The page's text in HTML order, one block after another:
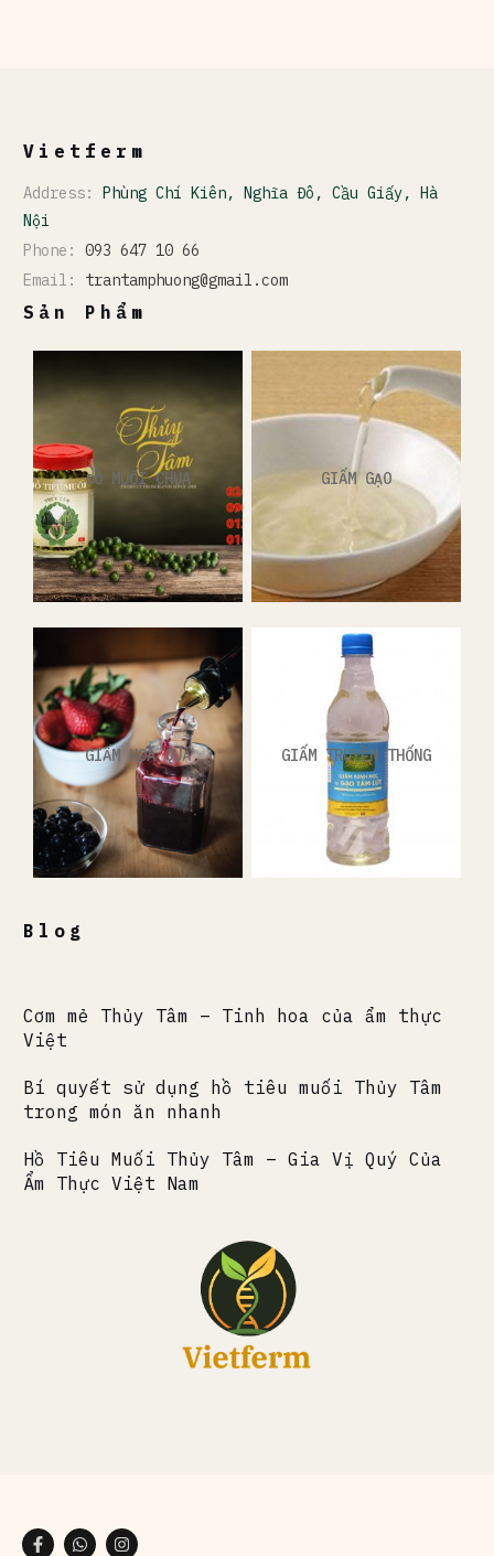
Vietferm
Address: Phùng Chí Kiên, Nghĩa Đô, Cầu Giấy, Hà
Nội
Phone: 093 647 10 66
Email: trantamphuong@gmail.com
Sản Phẩm
ĐỒ MUỐI CHUA GIẤM GẠO
GIẤM HOA QUẢ GIẤM TRUYỀN THỐNG
Blog
Cơm mẻ Thủy Tâm – Tinh hoa của ẩm thực
Việt
Bí quyết sử dụng hồ tiêu muối Thủy Tâm
trong món ăn nhanh
Hồ Tiêu Muối Thủy Tâm – Gia Vị Quý Của
Ẩm Thực Việt Nam